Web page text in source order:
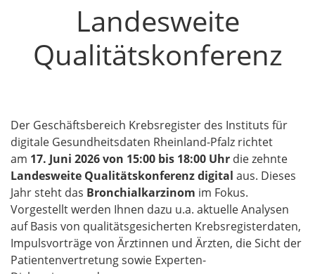
Landesweite
Qualitätskonferenz
Der Geschäftsbereich Krebsregister des Instituts für
digitale Gesundheitsdaten Rheinland-Pfalz richtet
am 17. Juni 2026 von 15:00 bis 18:00 Uhr die zehnte
Landesweite Qualitätskonferenz digital aus. Dieses
Jahr steht das Bronchialkarzinom im Fokus.
Vorgestellt werden Ihnen dazu u.a. aktuelle Analysen
auf Basis von qualitätsgesicherten Krebsregisterdaten,
Impulsvorträge von Ärztinnen und Ärzten, die Sicht der
Patientenvertretung sowie Experten-